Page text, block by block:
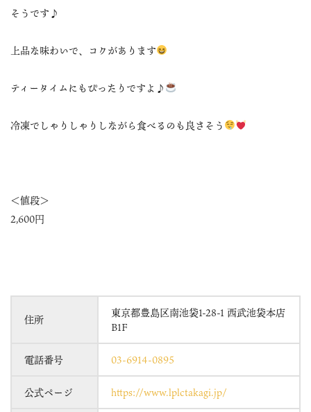
そうです♪
上品な味わいで、コクがあります
ティータイムにもぴったりですよ♪
冷凍でしゃりしゃりしながら食べるのも良さそう
＜値段＞
2,600円
住所
東京都豊島区南池袋1-28-1 西武池袋本店
B1F
電話番号 03-6914-0895
公式ページ https://www.lplctakagi.jp/